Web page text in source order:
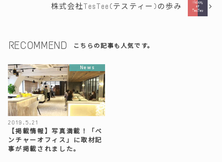
株式会社TesTee(テスティー)の歩み
RECOMMEND こちらの記事も人気です。
News
2019.5.21
【掲載情報】写真満載！「ベ
ンチャーオフィス」に取材記
事が掲載されました。